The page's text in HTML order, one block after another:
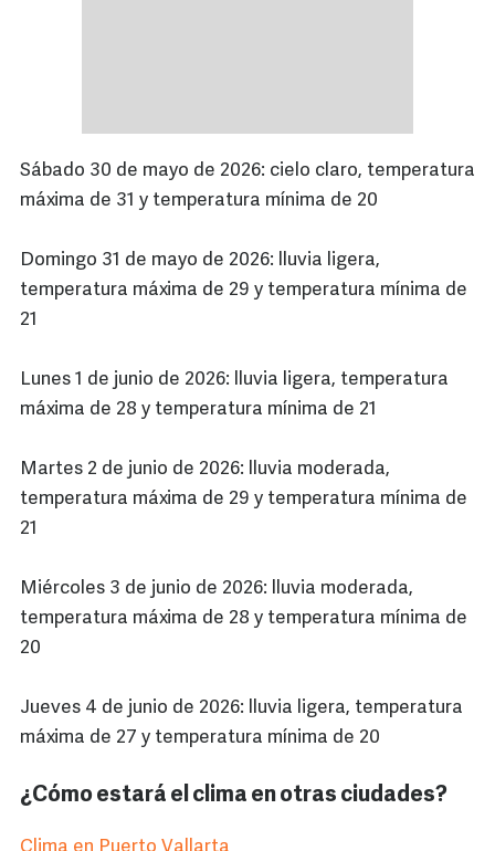
Sábado 30 de mayo de 2026: cielo claro, temperatura
máxima de 31 y temperatura mínima de 20
Domingo 31 de mayo de 2026: lluvia ligera,
temperatura máxima de 29 y temperatura mínima de
21
Lunes 1 de junio de 2026: lluvia ligera, temperatura
máxima de 28 y temperatura mínima de 21
Martes 2 de junio de 2026: lluvia moderada,
temperatura máxima de 29 y temperatura mínima de
21
Miércoles 3 de junio de 2026: lluvia moderada,
temperatura máxima de 28 y temperatura mínima de
20
Jueves 4 de junio de 2026: lluvia ligera, temperatura
máxima de 27 y temperatura mínima de 20
¿Cómo estará el clima en otras ciudades?